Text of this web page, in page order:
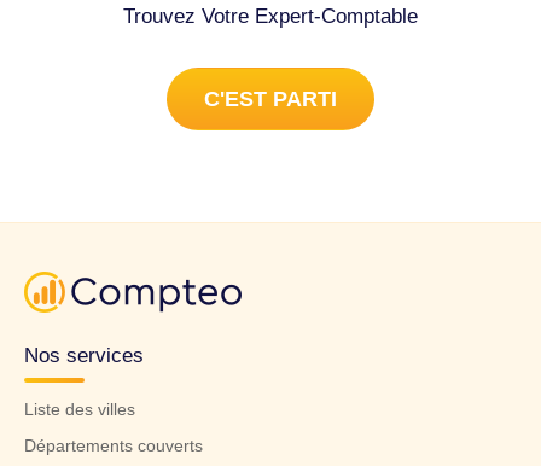
Trouvez Votre Expert-Comptable
C'EST PARTI
Nos services
Liste des villes
Départements couverts